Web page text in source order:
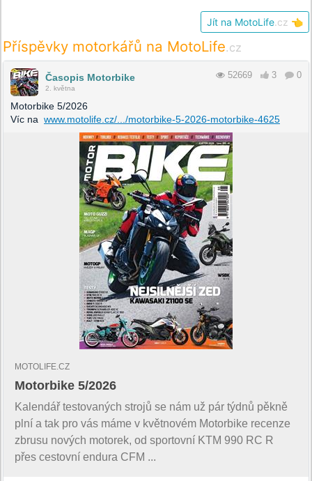
Jít na MotoLife .cz 👈
Příspěvky motorkářů na MotoLife.cz
Časopis Motorbike
2. května
52669 3 0
Motorbike 5/2026
Víc na www.motolife.cz/.../motorbike-5-2026-motorbike-4625
MOTOLIFE.CZ
Motorbike 5/2026
Kalendář testovaných strojů se nám už pár týdnů pěkně
plní a tak pro vás máme v květnovém Motorbike recenze
zbrusu nových motorek, od sportovní KTM 990 RC R
přes cestovní endura CFM ...